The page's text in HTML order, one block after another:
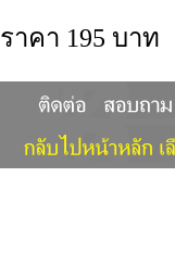
ราคา 195 บาท